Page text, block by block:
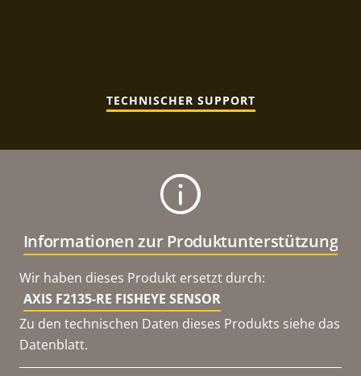
TECHNISCHER SUPPORT
Informationen zur Produktunterstützung
Wir haben dieses Produkt ersetzt durch:
AXIS F2135-RE FISHEYE SENSOR
Zu den technischen Daten dieses Produkts siehe das
Datenblatt.